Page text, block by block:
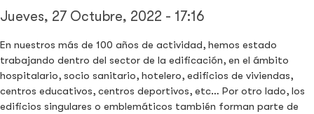
Jueves, 27 Octubre, 2022 - 17:16
En nuestros más de 100 años de actividad, hemos estado
trabajando dentro del sector de la edificación, en el ámbito
hospitalario, socio sanitario, hotelero, edificios de viviendas,
centros educativos, centros deportivos, etc… Por otro lado, los
edificios singulares o emblemáticos también forman parte de